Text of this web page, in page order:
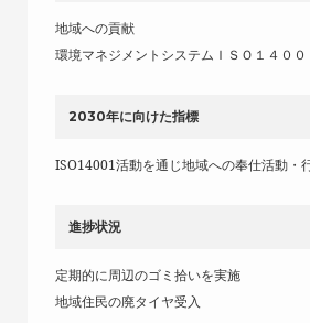
地域への貢献
環境マネジメントシステムＩＳＯ１４００
2030年に向けた指標
ISO14001活動を通じ地域への奉仕活動・
進捗状況
定期的に周辺のゴミ拾いを実施
地域住民の廃タイヤ受入